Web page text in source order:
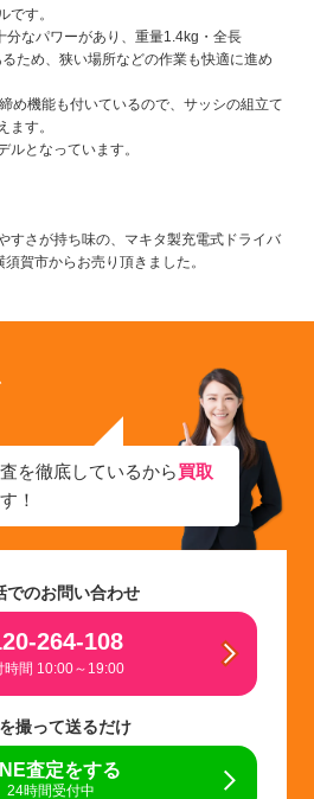
です。
なパワーがあり、重量1.4kg・全長
ため、狭い場所などの作業も快適に進め
め機能も付いているので、サッシの組立て
ます。
ルとなっています。
すさが持ち味の、マキタ製充電式ドライバ
賀市からお売り頂きました。
を徹底しているから買取
！
でのお問い合わせ
264-108
時間 10:00～19:00
撮って送るだけ
査定をする
24時間受付中